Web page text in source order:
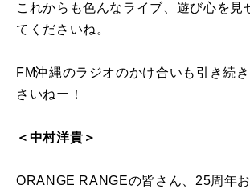
これからも色んなライブ、遊び心を見
てくださいね。
FM沖縄のラジオのかけ合いも引き続
さいねー！
＜中村洋貴＞
ORANGE RANGEの皆さん、25周年